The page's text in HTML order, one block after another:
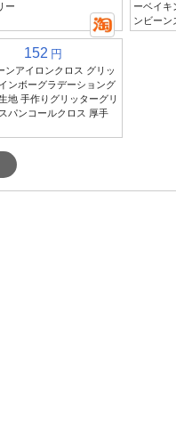
ー
ーベイキ
ンビーン
152 円
ンアイロンクロス グリッ
ンボーグラデーショング
地 手作りグリッターグリ
パンコールクロス 厚手